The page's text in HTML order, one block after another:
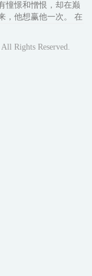
憧憬和憎恨，却在巅
，他想赢他一次。 在
的几个月前。 这一
Rights Reserved.